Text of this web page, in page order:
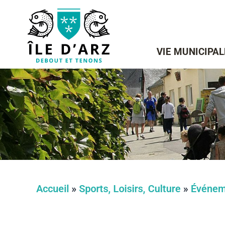
VIE
Accueil » Sports, Loisirs, Culture »